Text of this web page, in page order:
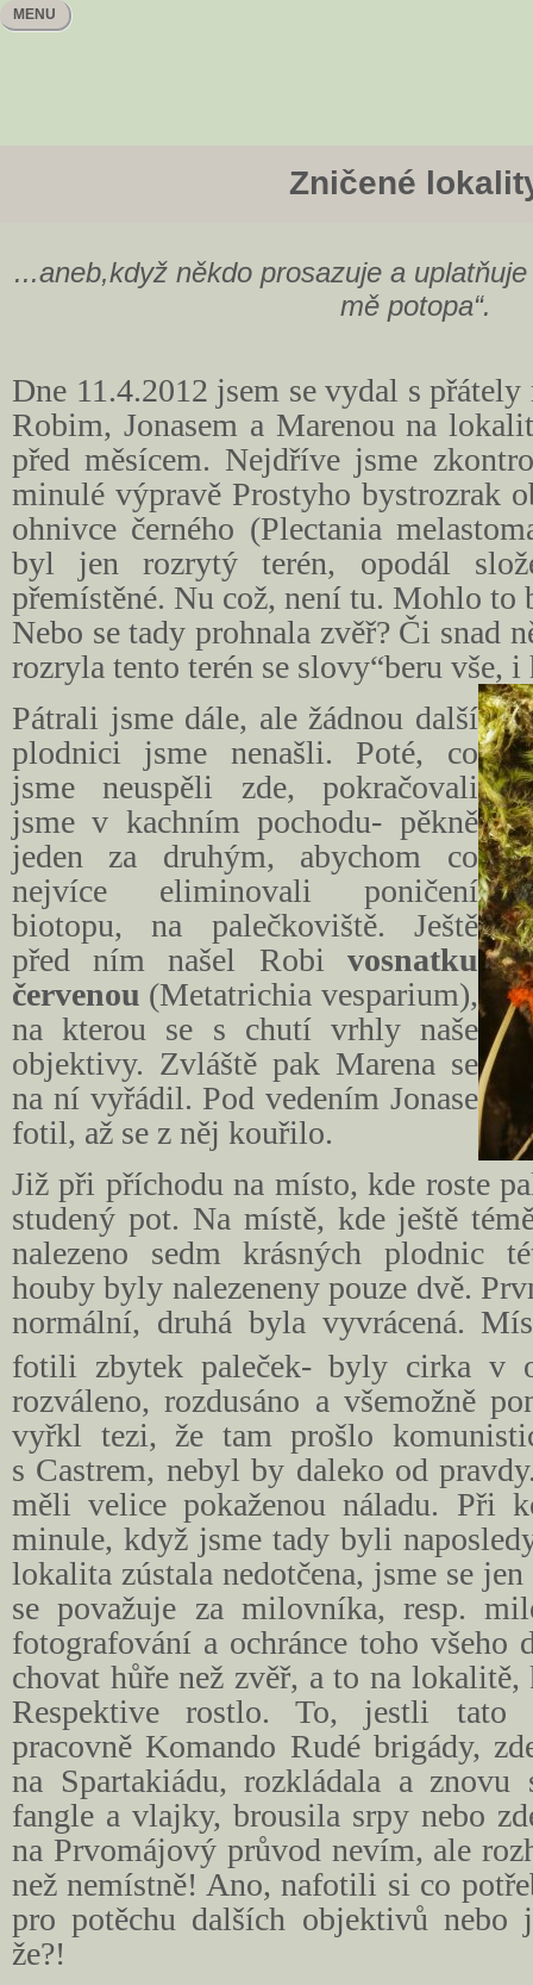
MENU
Zničené
...aneb,když někdo prosazuje a
mě potopa“.
Dne 11.4.2012 jsem se vydal s
Robim, Jonasem a Marenou na
před měsícem. Nejdříve jsme
minulé výpravě Prostyho bystrozrak
ohnivce černého (Plectania
byl jen rozrytý terén, opodál
přemístěné. Nu což, není tu. Mohlo to
Nebo se tady prohnala zvěř? Či snad
rozryla tento terén se slovy“beru vše, i
Pátrali jsme dále, ale žádnou další
plodnici jsme nenašli. Poté, co
jsme neuspěli zde, pokračovali
jsme v kachním pochodu- pěkně
jeden za druhým, abychom co
nejvíce eliminovali poničení
biotopu, na palečkoviště. Ještě
před ním našel Robi vosnatku
červenou (Metatrichia vesparium),
na kterou se s chutí vrhly naše
objektivy. Zvláště pak Marena se
na ní vyřádil. Pod vedením Jonase
fotil, až se z něj kouřilo.
Již při příchodu na místo, kde roste
studený pot. Na místě, kde ještě
nalezeno sedm krásných plodnic
houby byly nalezeneny pouze dvě.
normální, druhá byla vyvrácená.
fotili zbytek paleček- byly cirka v
rozváleno, rozdusáno a všemožně
vyřkl tezi, že tam prošlo
s Castrem, nebyl by daleko od
měli velice pokaženou náladu. Při
minule, když jsme tady byli
lokalita zústala nedotčena, jsme se
se považuje za milovníka, resp.
fotografování a ochránce toho všeho
chovat hůře než zvěř, a to na lokalitě,
Respektive rostlo. To, jestli tato
pracovně Komando Rudé brigády,
na Spartakiádu, rozkládala a znovu
fangle a vlajky, brousila srpy nebo
na Prvomájový průvod nevím, ale
než nemístně! Ano, nafotili si co
pro potěchu dalších objektivů
že?!